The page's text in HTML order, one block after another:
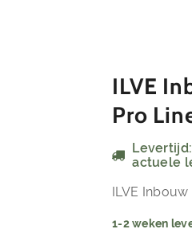
ILVE
Pro
actuele
ILVE
1-2 weken